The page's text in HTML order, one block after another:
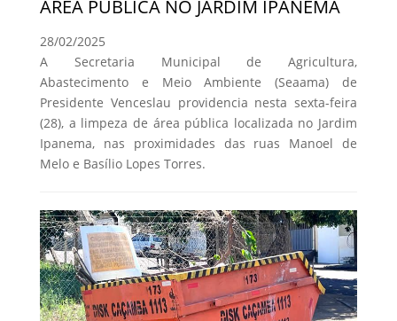
ÁREA PÚBLICA NO JARDIM IPANEMA
28/02/2025
A Secretaria Municipal de Agricultura,
Abastecimento e Meio Ambiente (Seaama) de
Presidente Venceslau providencia nesta sexta-feira
(28), a limpeza de área pública localizada no Jardim
Ipanema, nas proximidades das ruas Manoel de
Melo e Basílio Lopes Torres.